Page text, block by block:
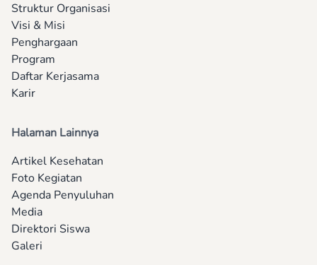
Struktur Organisasi
Visi & Misi
Penghargaan
Program
Daftar Kerjasama
Karir
Halaman Lainnya
Artikel Kesehatan
Foto Kegiatan
Agenda Penyuluhan
Media
Direktori Siswa
Galeri